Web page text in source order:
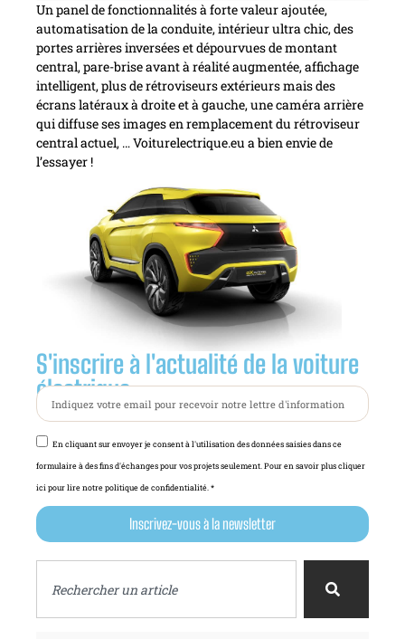
Un panel de fonctionnalités à forte valeur ajoutée,
automatisation de la conduite, intérieur ultra chic, des
portes arrières inversées et dépourvues de montant
central, pare-brise avant à réalité augmentée, affichage
intelligent, plus de rétroviseurs extérieurs mais des
écrans latéraux à droite et à gauche, une caméra arrière
qui diffuse ses images en remplacement du rétroviseur
central actuel, … Voiturelectrique.eu a bien envie de
l’essayer !
S'inscrire à l'actualité de la voiture
électrique :
En cliquant sur envoyer je consent à l'utilisation des données saisies dans ce
formulaire à des fins d'échanges pour vos projets seulement. Pour en savoir plus cliquer
ici pour lire notre politique de confidentialité. *
Inscrivez-vous à la newsletter